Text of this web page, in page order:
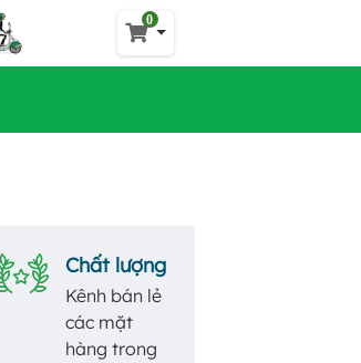
0
Chất lượng
Kênh bán lẻ
các mặt
hàng trong